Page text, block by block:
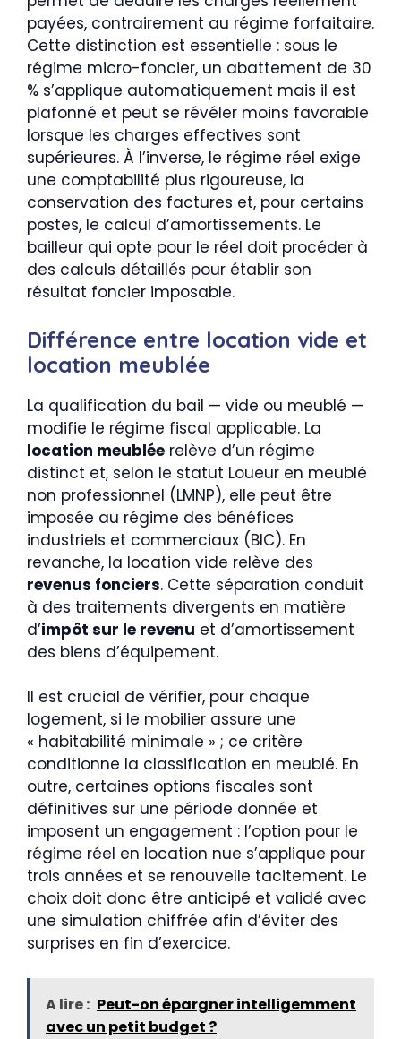
payées, contrairement au régime forfaitaire.
Cette distinction est essentielle : sous le
régime micro-foncier, un abattement de 30
% s’applique automatiquement mais il est
plafonné et peut se révéler moins favorable
lorsque les charges effectives sont
supérieures. À l’inverse, le régime réel exige
une comptabilité plus rigoureuse, la
conservation des factures et, pour certains
postes, le calcul d’amortissements. Le
bailleur qui opte pour le réel doit procéder à
des calculs détaillés pour établir son
résultat foncier imposable.
Différence entre location vide et
location meublée
La qualification du bail — vide ou meublé —
modifie le régime fiscal applicable. La
location meublée relève d’un régime
distinct et, selon le statut Loueur en meublé
non professionnel (LMNP), elle peut être
imposée au régime des bénéfices
industriels et commerciaux (BIC). En
revanche, la location vide relève des
revenus fonciers. Cette séparation conduit
à des traitements divergents en matière
d’impôt sur le revenu et d’amortissement
des biens d’équipement.
Il est crucial de vérifier, pour chaque
logement, si le mobilier assure une
« habitabilité minimale » ; ce critère
conditionne la classification en meublé. En
outre, certaines options fiscales sont
définitives sur une période donnée et
imposent un engagement : l’option pour le
régime réel en location nue s’applique pour
trois années et se renouvelle tacitement. Le
choix doit donc être anticipé et validé avec
une simulation chiffrée afin d’éviter des
surprises en fin d’exercice.
A lire : Peut-on épargner intelligemment
avec un petit budget ?